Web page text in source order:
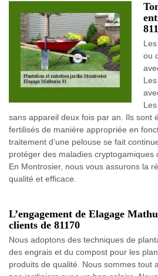
ou
sans appareil deux fois par an. Ils sont
fertilisés de manière appropriée en
traitement d’une pelouse se fait
protéger des maladies cryptogamiques
En Montrosier, nous vous assurons la
qualité et efficace.
L’engagement de Elagage
clients de 81170
Nous adoptons des techniques de
des engrais et du compost pour les
produits de qualité. Nous sommes tout